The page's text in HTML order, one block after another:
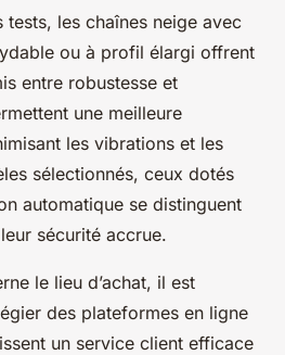
tests, les chaînes neige avec
ou à profil élargi offrent
entre robustesse et
une meilleure
les vibrations et les
sélectionnés, ceux dotés
automatique se distinguent
sécurité accrue.
le lieu d’achat, il est
des plateformes en ligne
un service client efficace